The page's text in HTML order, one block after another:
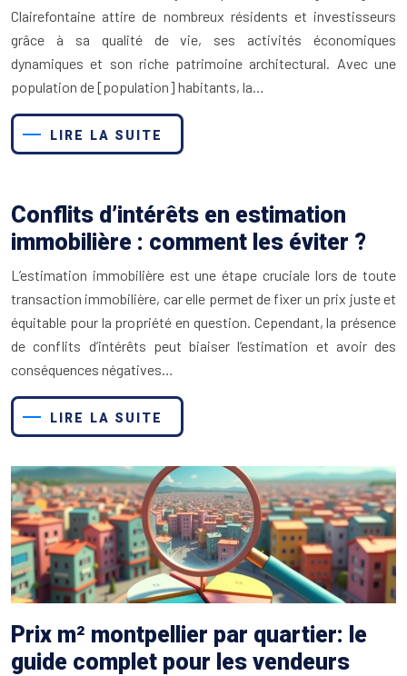
Clairefontaine attire de nombreux résidents et investisseurs
grâce à sa qualité de vie, ses activités économiques
dynamiques et son riche patrimoine architectural. Avec une
population de [population] habitants, la…
LIRE LA SUITE
Conflits d’intérêts en estimation
immobilière : comment les éviter ?
L’estimation immobilière est une étape cruciale lors de toute
transaction immobilière, car elle permet de fixer un prix juste et
équitable pour la propriété en question. Cependant, la présence
de conflits d’intérêts peut biaiser l’estimation et avoir des
conséquences négatives…
LIRE LA SUITE
Prix m² montpellier par quartier: le
guide complet pour les vendeurs